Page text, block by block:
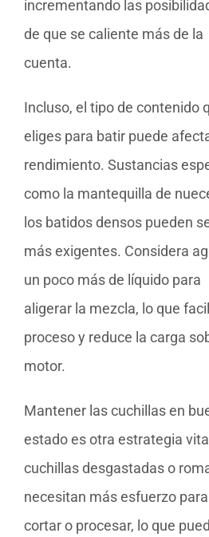
incrementando las
de que se caliente más de la
cuenta.
Incluso, el tipo de contenido
eliges para batir puede
rendimiento. Sustancias
como la mantequilla de
los batidos densos pueden
más exigentes. Considera
un poco más de líquido para
aligerar la mezcla, lo que
proceso y reduce la carga
motor.
Mantener las cuchillas en
estado es otra estrategia
cuchillas desgastadas o
necesitan más esfuerzo para
cortar o procesar, lo que